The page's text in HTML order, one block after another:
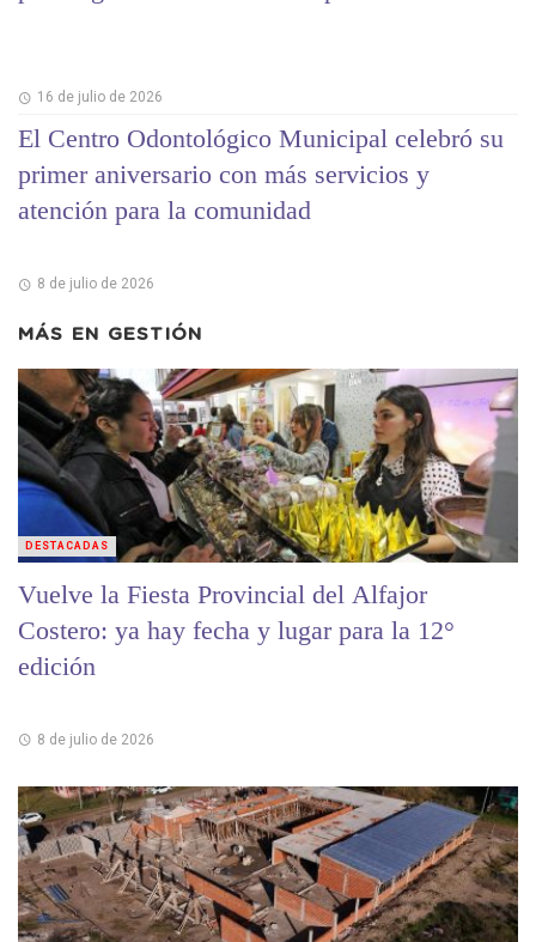
16 de julio de 2026
El Centro Odontológico Municipal celebró su
primer aniversario con más servicios y
atención para la comunidad
8 de julio de 2026
MÁS EN GESTIÓN
Vuelve la Fiesta Provincial del Alfajor
Costero: ya hay fecha y lugar para la 12°
edición
8 de julio de 2026
DESTACADAS